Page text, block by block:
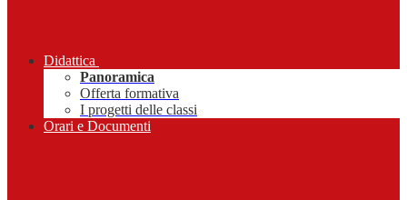
Didattica
Panoramica
Offerta formativa
I progetti delle classi
Orari e Documenti